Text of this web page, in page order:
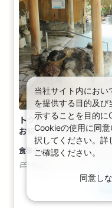
トク赤！お出かけセー
お得♪★【禁煙】和室(2
朝食付き
当社サイト内におい
を提供する目的及び
示することを目的に
Cookieの使用に同
択してください。詳
ご確認ください。
同意し